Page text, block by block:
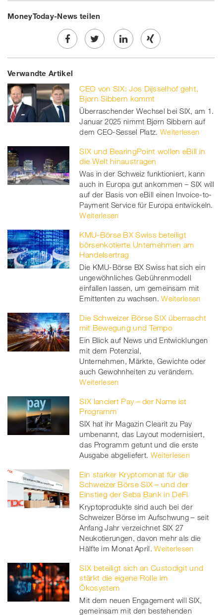
MoneyToday-News teilen
Share
on
Facebook
Twe
on
twitt
er
Share
linkedin
Share
Xing
Verwandte Artikel
CEO von SIX: Jos Dijsselhof geht,
Bjørn Sibbern kommt
Überraschender Wechsel bei SIX, am 1.
Januar 2025 nimmt Bjørn Sibbern auf
dem CEO-Sessel Platz. Weiterlesen
SIX und BearingPoint wollen eBill in
die Welt hinaustragen
Was in der Schweiz funktioniert, kann
auch in Europa gut ankommen – SIX will
auf der Basis von eBill einen Invoice-to-
Payment Service für Europa entwickeln.
Weiterlesen
KMU-Börse BX Swiss beteiligt
börsenkotierte Unternehmen am
Handelsertrag
Die KMU-Börse BX Swiss hat sich ein
ungewöhnliches Gebührenmodell
einfallen lassen, um gemeinsam mit
Emittenten zu wachsen. Weiterlesen
Die Schweizer Börse SIX überrascht
mit Bewegung und Tempo
Ein Blick auf News und Entwicklungen
mit dem Potenzial,
Unternehmen, Märkte, Gewichte oder
auch Gewohnheiten zu verändern.
Weiterlesen
SIX lanciert Pay – der Name ist
Programm
SIX hat ihr Magazin Clearit zu Pay
umbenannt, das Layout modernisiert,
das Programm getunt und die erste
Ausgabe abgeliefert. Weiterlesen
Ein starker Kryptomonat für die
Schweizer Börse SIX – und der
Einstieg der Seba Bank in DeFi
Kryptoprodukte sind auch bei der
Schweizer Börse im Aufschwung – seit
Anfang Jahr verzeichnet SIX 27
Neukotierungen, davon mehr als die
Hälfte im Monat April. Weiterlesen
SIX beteiligt sich an Custodigit und
stärkt die eigene Rolle im
Ökosystem
Mit dem neuen Engagement will SIX,
gemeinsam mit den bestehenden